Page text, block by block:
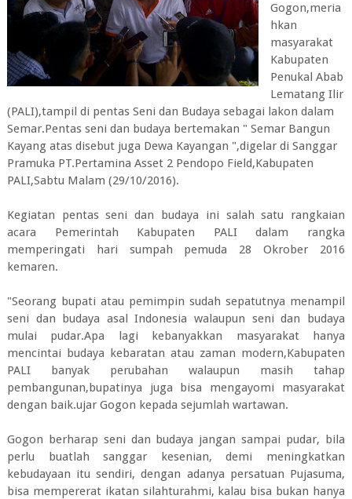
Gogon,meria
hkan
masyarakat
Kabupaten
Penukal Abab
Lematang Ilir
(PALI),tampil di pentas Seni dan Budaya sebagai lakon dalam
Semar.Pentas seni dan budaya bertemakan " Semar Bangun
Kayang atas disebut juga Dewa Kayangan ",digelar di Sanggar
Pramuka PT.Pertamina Asset 2 Pendopo Field,Kabupaten
PALI,Sabtu Malam (29/10/2016).
Kegiatan pentas seni dan budaya ini salah satu rangkaian
acara Pemerintah Kabupaten PALI dalam rangka
memperingati hari sumpah pemuda 28 Okrober 2016
kemaren.
"Seorang bupati atau pemimpin sudah sepatutnya menampil
seni dan budaya asal Indonesia walaupun seni dan budaya
mulai pudar.Apa lagi kebanyakkan masyarakat hanya
mencintai budaya kebaratan atau zaman modern,Kabupaten
PALI banyak perubahan walaupun masih tahap
pembangunan,bupatinya juga bisa mengayomi masyarakat
dengan baik.ujar Gogon kepada sejumlah wartawan.
Gogon berharap seni dan budaya jangan sampai pudar, bila
perlu buatlah sanggar kesenian, demi meningkatkan
kebudayaan itu sendiri, dengan adanya persatuan Pujasuma,
bisa mempererat ikatan silahturahmi, kalau bisa bukan hanya